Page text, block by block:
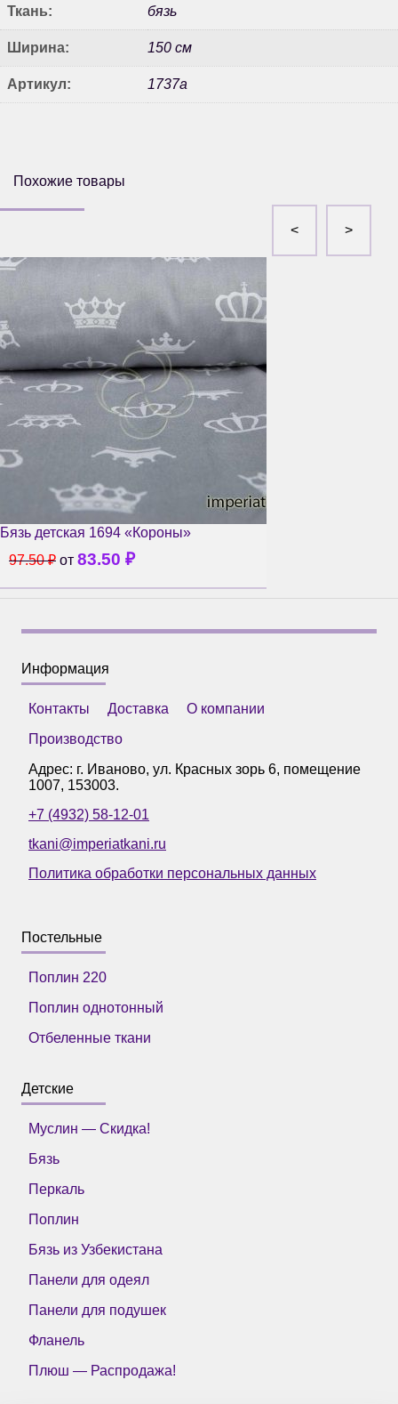
Ткань: бязь
Ширина: 150 см
Артикул: 1737а
Похожие товары
Бязь детская 1694 «Короны»
97.50₽ от 83.50 ₽
Информация
Контакты Доставка
О компании
Производство
Адрес: г. Иваново, ул. Красных зорь 6, помещение
1007, 153003.
+7 (4932) 58-12-01
tkani@imperiatkani.ru
Политика обработки персональных данных
Постельные
Поплин 220
Поплин однотонный
Отбеленные ткани
Детские
Муслин — Скидка!
Бязь
Перкаль
Поплин
Бязь из Узбекистана
Панели для одеял
Панели для подушек
Фланель
Плюш — Распродажа!